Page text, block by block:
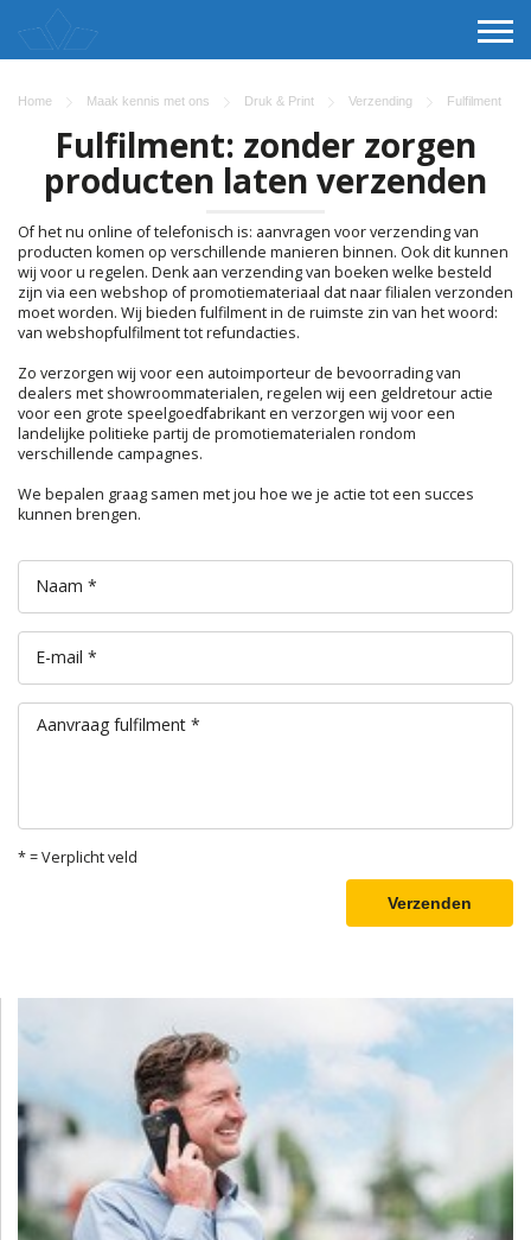
Home Maak kennis met ons Druk & Print Verzending Fulfilment
Fulfilment: zonder zorgen
producten laten verzenden
Of het nu online of telefonisch is: aanvragen voor verzending van
producten komen op verschillende manieren binnen. Ook dit kunnen
wij voor u regelen. Denk aan verzending van boeken welke besteld
zijn via een webshop of promotiemateriaal dat naar filialen verzonden
moet worden. Wij bieden fulfilment in de ruimste zin van het woord:
van webshopfulfilment tot refundacties.
Zo verzorgen wij voor een autoimporteur de bevoorrading van
dealers met showroommaterialen, regelen wij een geldretour actie
voor een grote speelgoedfabrikant en verzorgen wij voor een
landelijke politieke partij de promotiematerialen rondom
verschillende campagnes.
We bepalen graag samen met jou hoe we je actie tot een succes
kunnen brengen.
Naam *
E-mail *
Aanvraag fulfilment *
* = Verplicht veld
Verzenden